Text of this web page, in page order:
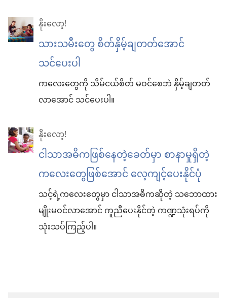
နိုးလော့!
သားသမီးတွေ စိတ်နှိမ့်ချတတ်အောင်
သင်ပေးပါ
ကလေးတွေကို သိမ်ငယ်စိတ် မဝင်စေဘဲ နှိမ့်ချတတ်
လာအောင် သင်ပေးပါ။
နိုးလော့!
ငါသာအဓိကဖြစ်နေတဲ့ခေတ်မှာ စာနာမှုရှိတဲ့
ကလေးတွေဖြစ်အောင် လေ့ကျင့်ပေးနိုင်ပုံ
သင့်ရဲ့ကလေးတွေမှာ ငါသာအဓိကဆိုတဲ့ သဘောထား
မျိုးမဝင်လာအောင် ကူညီပေးနိုင်တဲ့ ကဏ္ဍသုံးရပ်ကို
သုံးသပ်ကြည့်ပါ။